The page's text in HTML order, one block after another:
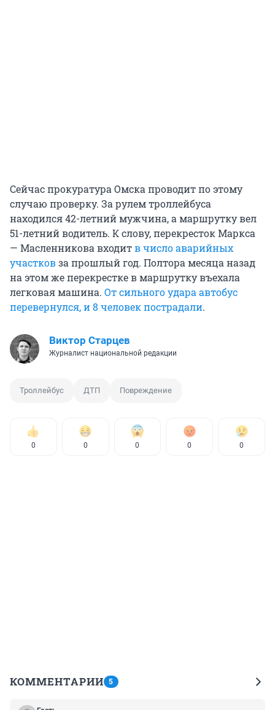
Сейчас прокуратура Омска проводит по этому
случаю проверку. За рулем троллейбуса
находился 42-летний мужчина, а маршрутку вел
51-летний водитель. К слову, перекресток Маркса
— Масленникова входитв число аварийных
участковза прошлый год. Полтора месяца назад
на этом же перекрестке в маршрутку въехала
легковая машина. От сильного удара автобус
перевернулся, и 8 человек пострадали.
Виктор Старцев
Журналист национальной редакции
Троллейбус ДТП Повреждение
0 0 0 0 0
КОММЕНТАРИИ 5